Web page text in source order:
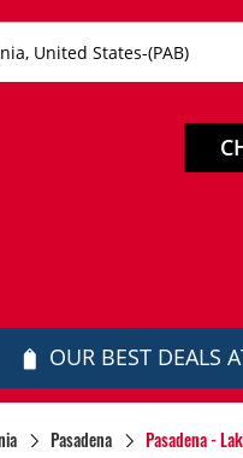
OUR BEST DEALS
Pasadena Pasadena -